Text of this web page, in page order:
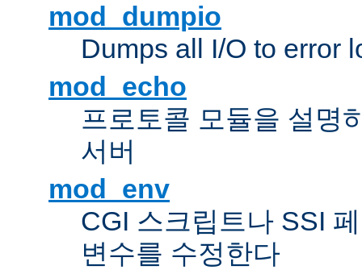
mod_dumpio
Dumps all I/O to error
mod_echo
프로토콜 모듈을 설명
서버
mod_env
CGI 스크립트나 SSI
변수를 수정한다